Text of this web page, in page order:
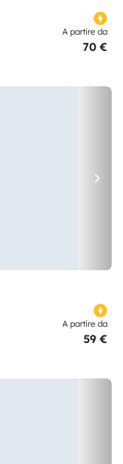
A partire da
70 €
A partire da
59 €